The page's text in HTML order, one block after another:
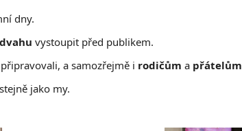
dny.
vystoupit před publikem.
a samozřejmě i rodičům a přátelům
jako my.